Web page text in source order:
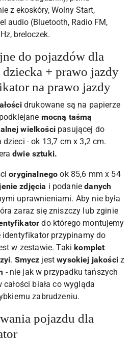
z ekoskóry, Wolny Start,
audio (Bluetooth, Radio FM,
breloczek.
do pojazdów dla
+ prawo jazdy
na prawo jazdy
drukowane są na papierze
mocną taśmą
wielkościpasującej do
- ok 13,7 cm x 3,2 cm.
dwie sztuki.
oryginalnego ok 85,6 mm x 54
zdjęcia i podaniedanych
uprawnieniami. Aby nie była
zaraz się zniszczy lub zginie
do którego montujemy
identyfikator przypinamy do
w zestawie. Takikomplet
. Smycz jestwysokiej jakościz
- nie jak w przypadku tańszych
biała co wygląda
zabrudzeniu.
pojazdu dla